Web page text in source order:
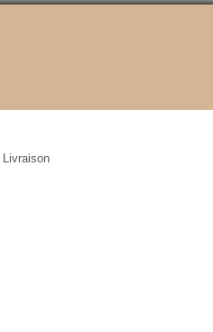
Livraison